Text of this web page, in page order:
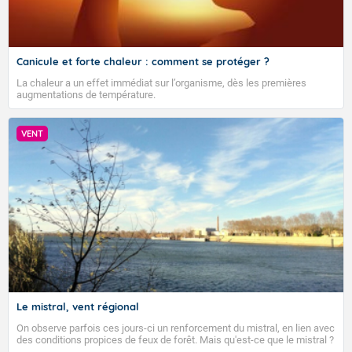
Canicule et forte chaleur : comment se protéger ?
La chaleur a un effet immédiat sur l’organisme, dès les premières
augmentations de température.
VENT
Le mistral, vent régional
On observe parfois ces jours-ci un renforcement du mistral, en lien avec
des conditions propices de feux de forêt. Mais qu'est-ce que le mistral ?